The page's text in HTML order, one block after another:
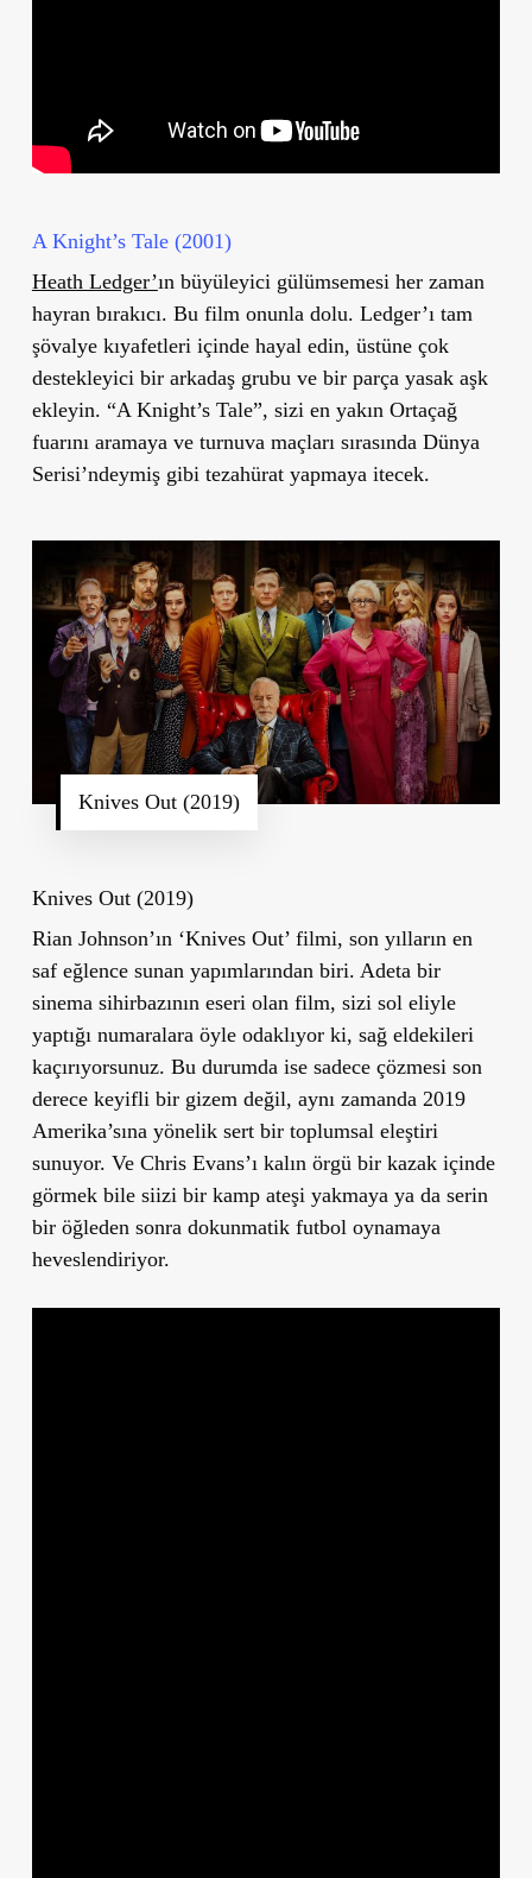
A Knight’s Tale (2001)
Heath Ledger’ın büyüleyici gülümsemesi her zaman
hayran bırakıcı. Bu film onunla dolu. Ledger’ı tam
şövalye kıyafetleri içinde hayal edin, üstüne çok
destekleyici bir arkadaş grubu ve bir parça yasak aşk
ekleyin. “A Knight’s Tale”, sizi en yakın Ortaçağ
fuarını aramaya ve turnuva maçları sırasında Dünya
Serisi’ndeymiş gibi tezahürat yapmaya itecek.
Knives Out (2019)
Knives Out (2019)
Rian Johnson’ın ‘Knives Out’ filmi, son yılların en
saf eğlence sunan yapımlarından biri. Adeta bir
sinema sihirbazının eseri olan film, sizi sol eliyle
yaptığı numaralara öyle odaklıyor ki, sağ eldekileri
kaçırıyorsunuz. Bu durumda ise sadece çözmesi son
derece keyifli bir gizem değil, aynı zamanda 2019
Amerika’sına yönelik sert bir toplumsal eleştiri
sunuyor. Ve Chris Evans’ı kalın örgü bir kazak içinde
görmek bile siizi bir kamp ateşi yakmaya ya da serin
bir öğleden sonra dokunmatik futbol oynamaya
heveslendiriyor.